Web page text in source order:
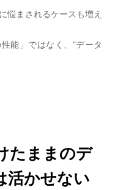
悩まされるケースも増え
能」ではなく、“データ
たままのデ
活かせない